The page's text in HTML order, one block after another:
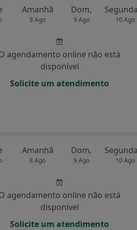
Amanhã
8 Ago
Dom,
9 Ago 10 Ago
agendamento online não está
disponível
Solicite um atendimento
Amanhã
8 Ago
Dom,
9 Ago 10 Ago
agendamento online não está
disponível
Solicite um atendimento